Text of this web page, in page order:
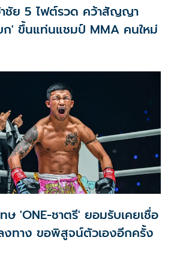
ชัย 5 ไฟต์รวด คว้าสัญญา
ก' ขึ้นแท่นแชมป์ MMA คนใหม่
ษ 'ONE-ชาตรี' ยอมรับเคยเชื่อ
ทาง ขอพิสูจน์ตัวเองอีกครั้ง